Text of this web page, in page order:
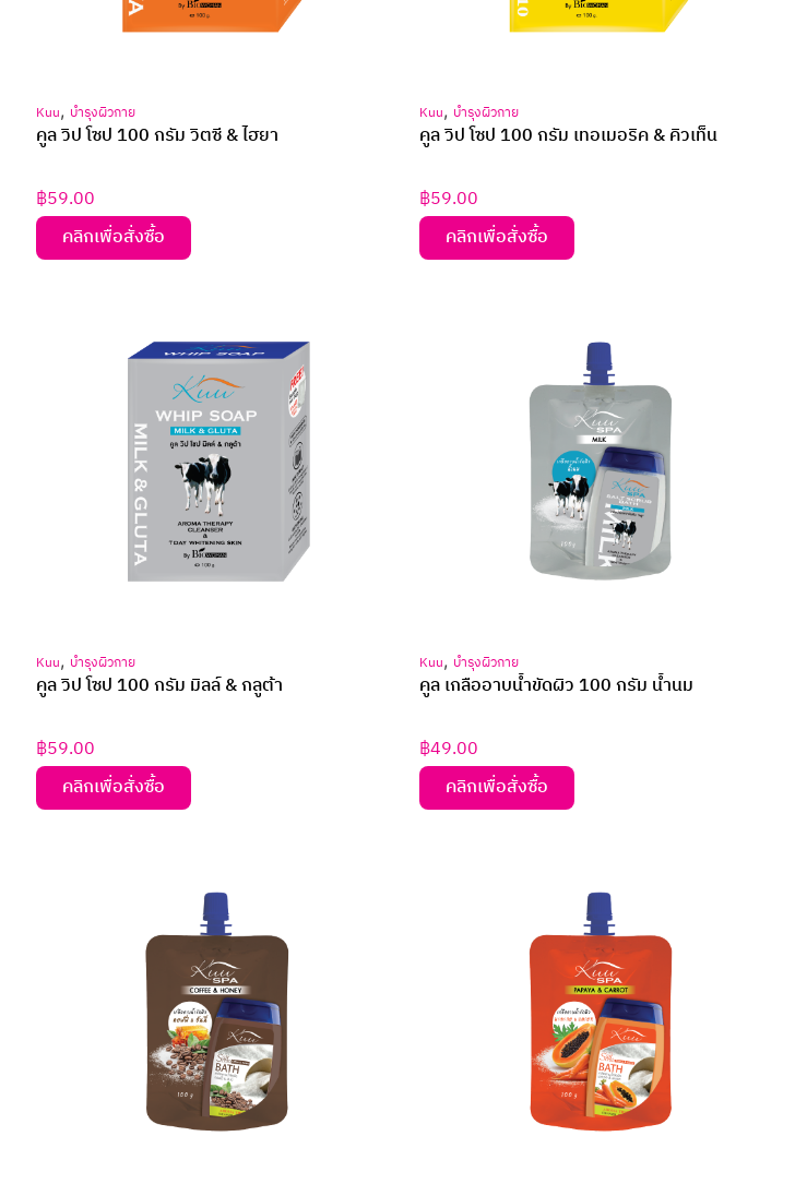
Kuu, บำรุงผิวกาย
คูล วิป โซป 100 กรัม วิตซี & ไฮยา
฿59.00
คลิกเพื่อสั่งซื้อ
Kuu, บำรุงผิวกาย
คูล วิป โซป 100 กรัม เทอเมอริค & คิวเท็น
฿59.00
คลิกเพื่อสั่งซื้อ
Kuu, บำรุงผิวกาย
คูล วิป โซป 100 กรัม มิลล์ & กลูต้า
฿59.00
คลิกเพื่อสั่งซื้อ
Kuu, บำรุงผิวกาย
คูล เกลืออาบน้ำขัดผิว 100 กรัม น้ำนม
฿49.00
คลิกเพื่อสั่งซื้อ